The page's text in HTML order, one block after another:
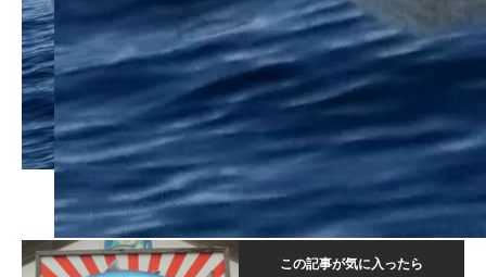
この記事が気に入ったら